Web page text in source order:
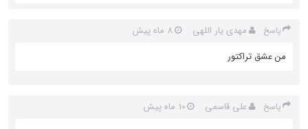
پاسخ مهدی یار اللهی
8 ماه پیش
من عشق تراکتور
پاسخ علی قاسمی
10 ماه پیش